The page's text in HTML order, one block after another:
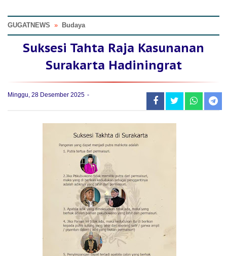
GUGATNEWS » Budaya
Suksesi Tahta Raja Kasunanan
Surakarta Hadiningrat
Minggu, 28 Desember 2025